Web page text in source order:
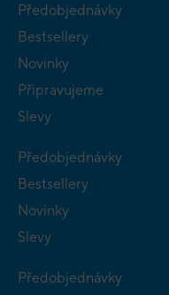
Předobjednávky
Bestsellery
Novinky
Připravujeme
Slevy
Předobjednávky
Bestsellery
Novinky
Slevy
Předobjednávky